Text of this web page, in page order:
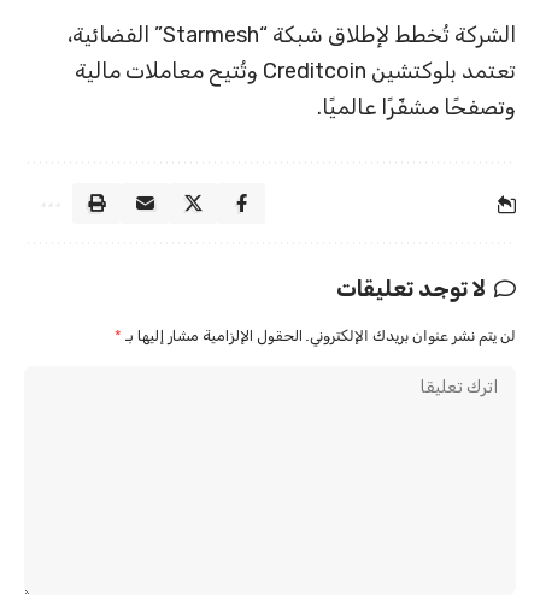
الشركة تُخطط لإطلاق شبكة “Starmesh” الفضائية،
تعتمد بلوكتشين Creditcoin وتُتيح معاملات مالية
وتصفحًا مشفّرًا عالميًا.
لا توجد تعليقات
لن يتم نشر عنوان بريدك الإلكتروني. الحقول الإلزامية مشار إليها بـ *